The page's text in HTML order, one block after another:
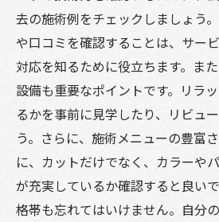
去の施術例をチェックしましょう
や口コミを確認することは、サー
対応を知るために役立ちます。ま
設備も重要なポイントです。リラ
るかを事前に見学したり、リビュ
う。さらに、施術メニューの豊富
に、カットだけでなく、カラーや
が充実しているか確認すると良い
格帯も忘れてはいけません。自分